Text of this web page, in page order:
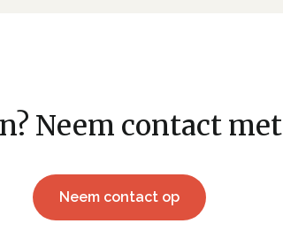
Neem contact
Neem contact op